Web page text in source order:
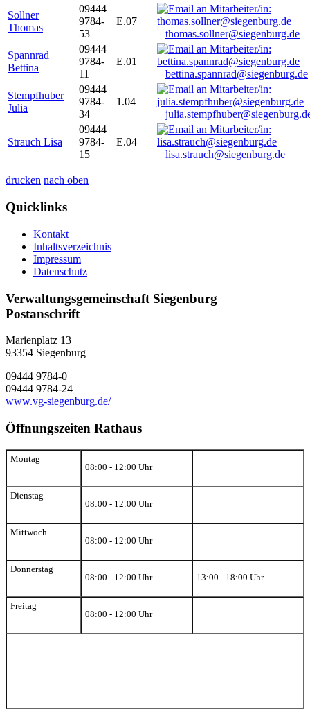
Sollner
Thomas
09444
9784-
53
E.07
thomas.sollner@siegenburg.de
Spannrad
Bettina
09444
9784-
11
E.01
bettina.spannrad@siegenburg.de
Stempfhuber
Julia
09444
9784-
34
1.04
Strauch Lisa
09444
9784-
15
E.04
lisa.strauch@siegenburg.de
drucken nach oben
Quicklinks
Kontakt
Inhaltsverzeichnis
Impressum
Datenschutz
Verwaltungsgemeinschaft Siegenburg
Postanschrift
Marienplatz 13
93354 Siegenburg
09444 9784-0
09444 9784-24
www.vg-siegenburg.de/
Öffnungszeiten Rathaus
Montag
08:00 - 12:00 Uhr
Dienstag
08:00 - 12:00 Uhr
Mittwoch
08:00 - 12:00 Uhr
Donnerstag
08:00 - 12:00 Uhr
13:00 - 18:00 Uhr
Freitag
08:00 - 12:00 Uhr